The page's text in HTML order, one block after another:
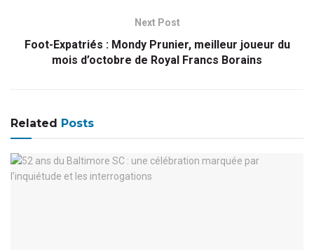
Next Post
Foot-Expatriés : Mondy Prunier, meilleur joueur du
mois d’octobre de Royal Francs Borains
Related Posts